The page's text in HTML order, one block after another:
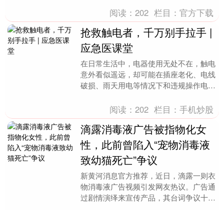
产的工厂建设进度....
阅读：202 栏目：官方下载
抢救触电者，千万别手拉手 |
应急医课堂
在日常生活中，电器使用无处不在，触电
意外看似遥远，却可能在插座老化、电线
破损、雨天用电等情况下和违规操作电器
或电能量通过人体....
阅读：202 栏目：手机炒股
滴露消毒液广告被指物化女
性，此前曾陷入“宠物消毒液
致幼猫死亡”争议
新黄河消息官方推荐，近日，滴露一则衣
物消毒液广告视频引发网友热议。广告通
过剧情演绎来宣传产品，其台词争议十